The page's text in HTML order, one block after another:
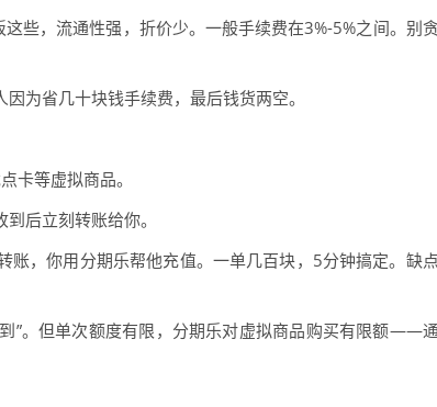
些，流通性强，折价少。一般手续费在3%-5%之间。别
为省几十块钱手续费，最后钱货两空。
卡等虚拟商品。
后立刻转账给你。
，你用分期乐帮他充值。一单几百块，5分钟搞定。缺点
”。但单次额度有限，分期乐对虚拟商品购买有限额——通